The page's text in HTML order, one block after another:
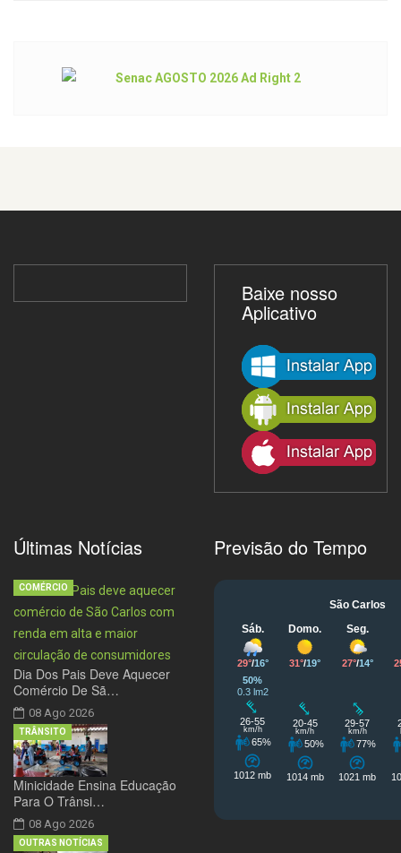
Baixe nosso
Aplicativo
Últimas Notícias
Dia Dos Pais Deve Aquecer
Comércio De Sã…
08 Ago 2026
COMÉRCIO
Minicidade Ensina Educação
Para O Trânsi…
08 Ago 2026
TRÂNSITO
OUTRAS NOTÍCIAS
Previsão do Tempo